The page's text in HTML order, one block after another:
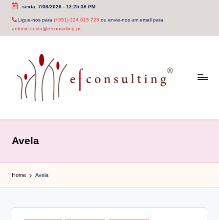
Skip
sexta, 7/08/2026- 12:25:39 PM
Ligue-nos para (+351) 224 015 725 ou envie-nos um email para
antonio.costa@efconsulting.pt.
c
o
n
u
Avela
Home Avela